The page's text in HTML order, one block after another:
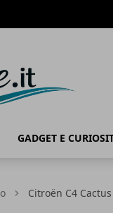
GADGET E
Citroën C4